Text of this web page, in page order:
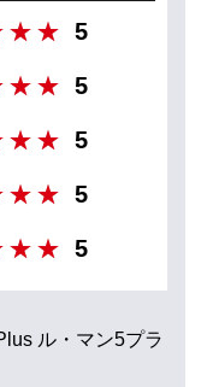
5
5
5
5
5
ル・マン5プラ